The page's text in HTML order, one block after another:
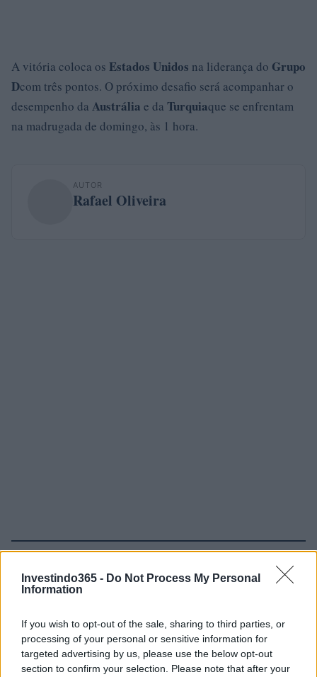
Investindo365 - Do Not Process My Personal
Information
If you wish to opt-out of the sale, sharing to third parties, or
processing of your personal or sensitive information for
targeted advertising by us, please use the below opt-out
section to confirm your selection. Please note that after your
A vitória coloca os Estados Unidos na liderança do Grupo
Dcom três pontos. O próximo desafio será acompanhar o
desempenho da Austrália e da Turquiaque se enfrentam
na madrugada de domingo, às 1 hora.
AUTOR
Rafael Oliveira
Continue lendo